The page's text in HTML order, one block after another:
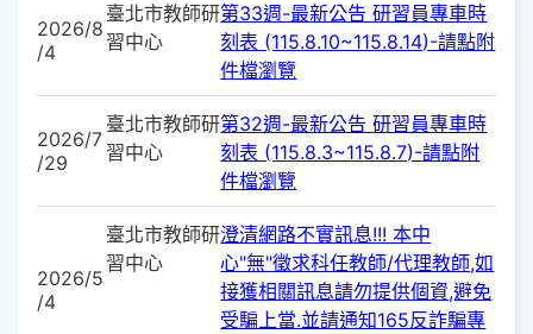
2026/8
/4
臺北市教師研
習中心
第33週-最新公告 研習員專車時
刻表 (115.8.10~115.8.14)-請點附
件檔瀏覽
2026/7
/29
臺北市教師研
習中心
第32週-最新公告 研習員專車時
刻表 (115.8.3~115.8.7)-請點附
件檔瀏覽
2026/5
/4
臺北市教師研
習中心
澄清網路不實訊息!!! 本中
心"無"徵求科任教師/代理教師,如
接獲相關訊息請勿提供個資,避免
受騙上當.並請通知165反詐騙專